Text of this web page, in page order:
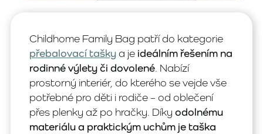
Childhome Family Bag patří do kategorie
přebalovací taškya je ideálním řešením na
rodinné výlety či dovolené. Nabízí
prostorný interiér, do kterého se vejde vše
potřebné pro děti i rodiče – od oblečení
přes plenky až po hračky. Díky odolnému
materiálu a praktickým uchům je taška